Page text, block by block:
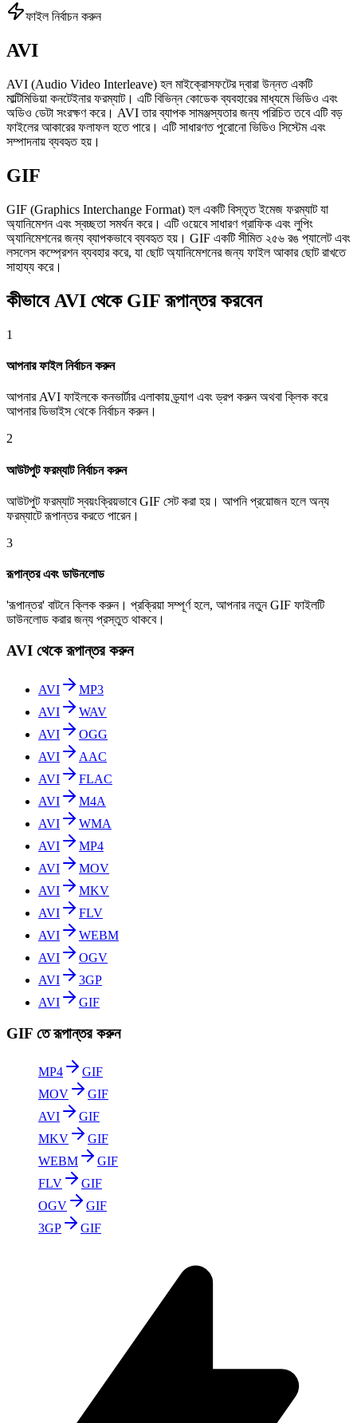
ফাইল নির্বাচন করুন
AVI
AVI (Audio Video Interleave) হল মাইক্রোসফটের দ্বারা উন্নত একটি
মাল্টিমিডিয়া কনটেইনার ফরম্যাট। এটি বিভিন্ন কোডেক ব্যবহারের মাধ্যমে ভিডিও এবং
অডিও ডেটা সংরক্ষণ করে। AVI তার ব্যাপক সামঞ্জস্যতার জন্য পরিচিত তবে এটি বড়
ফাইলের আকারের ফলাফল হতে পারে। এটি সাধারণত পুরোনো ভিডিও সিস্টেম এবং
সম্পাদনায় ব্যবহৃত হয়।
GIF
GIF (Graphics Interchange Format) হল একটি বিস্তৃত ইমেজ ফরম্যাট যা
অ্যানিমেশন এবং স্বচ্ছতা সমর্থন করে। এটি ওয়েবে সাধারণ গ্রাফিক এবং লুপিং
অ্যানিমেশনের জন্য ব্যাপকভাবে ব্যবহৃত হয়। GIF একটি সীমিত ২৫৬ রঙ প্যালেট এবং
লসলেস কম্প্রেশন ব্যবহার করে, যা ছোট অ্যানিমেশনের জন্য ফাইল আকার ছোট রাখতে
সাহায্য করে।
কীভাবে AVI থেকে GIF রূপান্তর করবেন
1
আপনার ফাইল নির্বাচন করুন
আপনার AVI ফাইলকে কনভার্টার এলাকায় ড্র্যাগ এবং ড্রপ করুন অথবা ক্লিক করে
আপনার ডিভাইস থেকে নির্বাচন করুন।
2
আউটপুট ফরম্যাট নির্বাচন করুন
আউটপুট ফরম্যাট স্বয়ংক্রিয়ভাবে GIF সেট করা হয়। আপনি প্রয়োজন হলে অন্য
ফরম্যাটে রূপান্তর করতে পারেন।
3
রূপান্তর এবং ডাউনলোড
'রূপান্তর' বাটনে ক্লিক করুন। প্রক্রিয়া সম্পূর্ণ হলে, আপনার নতুন GIF ফাইলটি
ডাউনলোড করার জন্য প্রস্তুত থাকবে।
AVI থেকে রূপান্তর করুন
AVI
MP3
AVI
WAV
AVI
OGG
AVI
AAC
AVI
FLAC
AVI
M4A
AVI
WMA
AVI
MP4
AVI
MOV
AVI
MKV
AVI
FLV
AVI
WEBM
AVI
OGV
AVI
3GP
AVI
GIF
GIF তে রূপান্তর করুন
MP4
GIF
MOV
GIF
AVI
GIF
MKV
GIF
WEBM
GIF
FLV
GIF
OGV
GIF
3GP
GIF